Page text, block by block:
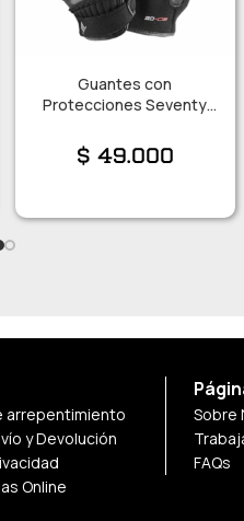
Guantes con
Protecciones Seventy
$ 49.000
arrepentimiento
y Devolución
Online
Sobre
FAQs